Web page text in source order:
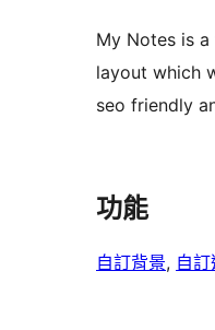
My Notes is
layout which
seo friendly
功能
自訂背景, 自